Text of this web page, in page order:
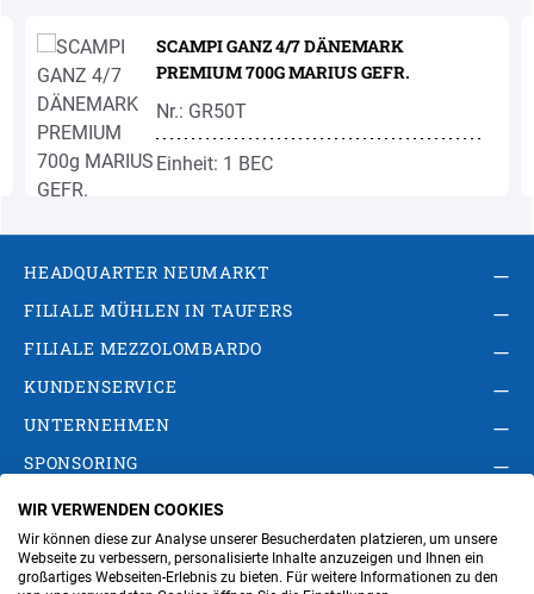
SCAMPI GANZ 4/7 DÄNEMARK
PREMIUM 700G MARIUS GEFR.
Nr.: GR50T
Einheit: 1 BEC
HEADQUARTER NEUMARKT
FILIALE MÜHLEN IN TAUFERS
FILIALE MEZZOLOMBARDO
KUNDENSERVICE
UNTERNEHMEN
SPONSORING
AGB Privacy Policy
Impressum
Cookie-Einstellungen ändern
Verwaltung
WIR VERWENDEN COOKIES
Wir können diese zur Analyse unserer Besucherdaten platzieren, um unsere
Webseite zu verbessern, personalisierte Inhalte anzuzeigen und Ihnen ein
großartiges Webseiten-Erlebnis zu bieten. Für weitere Informationen zu den